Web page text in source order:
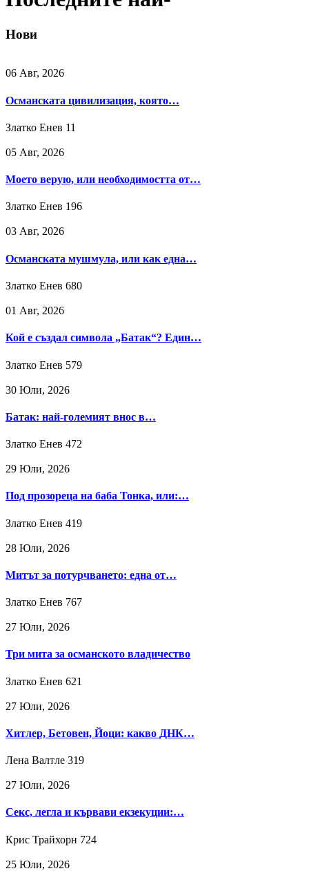
Нови
06 Авг, 2026
Османската цивилизация, която…
Златко Енев 11
05 Авг, 2026
Моето верую, или необходимостта от…
Златко Енев 196
03 Авг, 2026
Османската мушмула, или как една…
Златко Енев 680
01 Авг, 2026
Кой е създал символа „Батак“? Един…
Златко Енев 579
30 Юли, 2026
Батак: най-големият внос в…
Златко Енев 472
29 Юли, 2026
Под прозореца на баба Тонка, или:…
Златко Енев 419
28 Юли, 2026
Митът за потурчването: една от…
Златко Енев 767
27 Юли, 2026
Три мита за османското владичество
Златко Енев 621
27 Юли, 2026
Хитлер, Бетовен, Йоци: какво ДНК…
Лена Валтле 319
27 Юли, 2026
Секс, легла и кървави екзекуции:…
Крис Трайхорн 724
25 Юли, 2026